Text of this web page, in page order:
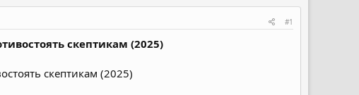
#1
скептикам (2025)